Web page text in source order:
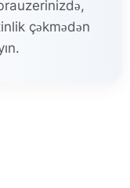
çəkmədən